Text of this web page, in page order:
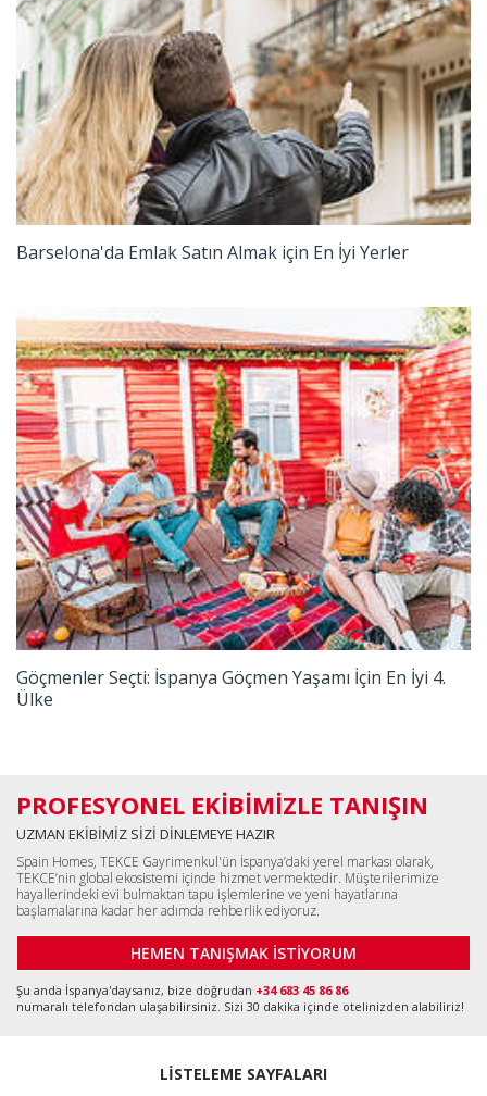
Barselona'da Emlak Satın Almak için En İyi Yerler
Göçmenler Seçti: İspanya Göçmen Yaşamı İçin En İyi 4.
Ülke
PROFESYONEL EKİBİMİZLE TANIŞIN
UZMAN EKİBİMİZ SİZİ DİNLEMEYE HAZIR
Spain Homes, TEKCE Gayrimenkul'ün İspanya’daki yerel markası olarak,
TEKCE’nin global ekosistemi içinde hizmet vermektedir. Müşterilerimize
hayallerindeki evi bulmaktan tapu işlemlerine ve yeni hayatlarına
başlamalarına kadar her adımda rehberlik ediyoruz.
HEMEN TANIŞMAK İSTİYORUM
Şu anda İspanya'daysanız, bize doğrudan +34 683 45 86 86
numaralı telefondan ulaşabilirsiniz. Sizi 30 dakika içinde otelinizden alabiliriz!
LİSTELEME SAYFALARI